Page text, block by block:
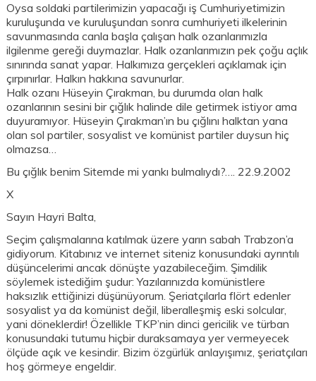
Oysa soldaki partilerimizin yapacağı iş Cumhuriyetimizin
kuruluşunda ve kuruluşundan sonra cumhuriyeti ilkelerinin
savunmasında canla başla çalışan halk ozanlarımızla
ilgilenme gereği duymazlar. Halk ozanlarımızın pek çoğu açlık
sınırında sanat yapar. Halkımıza gerçekleri açıklamak için
çırpınırlar. Halkın hakkına savunurlar.
Halk ozanı Hüseyin Çırakman, bu durumda olan halk
ozanlarının sesini bir çığlık halinde dile getirmek istiyor ama
duyuramıyor. Hüseyin Çırakman’ın bu çığlını halktan yana
olan sol partiler, sosyalist ve komünist partiler duysun hiç
olmazsa…
Bu çığlık benim Sitemde mi yankı bulmalıydı?…. 22.9.2002
X
Sayın Hayri Balta,
Seçim çalışmalarına katılmak üzere yarın sabah Trabzon’a
gidiyorum. Kitabınız ve internet siteniz konusundaki ayrıntılı
düşüncelerimi ancak dönüşte yazabileceğim. Şimdilik
söylemek istediğim şudur: Yazılarınızda komünistlere
haksızlık ettiğinizi düşünüyorum. Şeriatçılarla flört edenler
sosyalist ya da komünist değil, liberalleşmiş eski solcular,
yani döneklerdir! Özellikle TKP’nin dinci gericilik ve türban
konusundaki tutumu hiçbir duraksamaya yer vermeyecek
ölçüde açık ve kesindir. Bizim özgürlük anlayışımız, şeriatçıları
hoş görmeye engeldir.